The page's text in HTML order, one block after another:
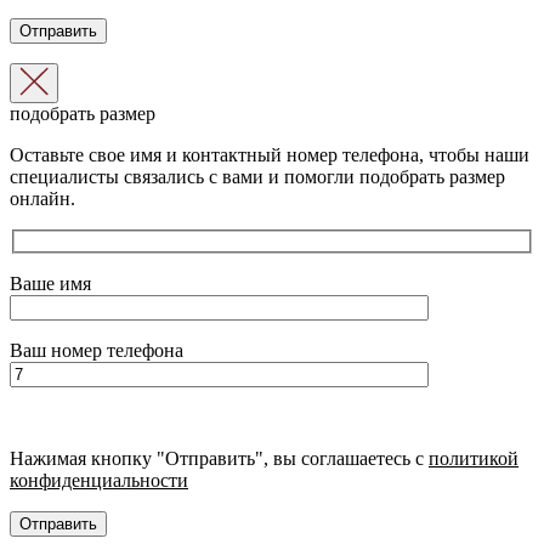
подобрать размер
Оставьте свое имя и контактный номер телефона, чтобы наши
специалисты связались с вами и помогли подобрать размер
онлайн.
Ваше имя
Ваш номер телефона
Нажимая кнопку "Отправить", вы соглашаетесь с политикой
конфиденциальности